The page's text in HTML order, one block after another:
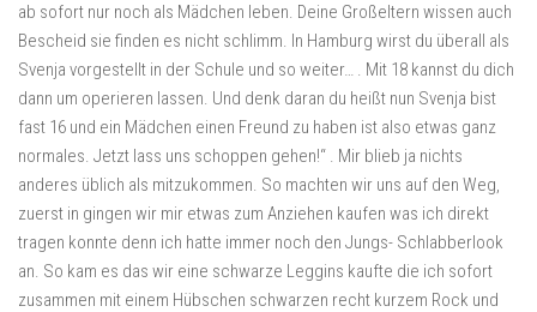
ab sofort nur noch als Mädchen leben. Deine Großeltern wissen auch
Bescheid sie finden es nicht schlimm. In Hamburg wirst du überall als
Svenja vorgestellt in der Schule und so weiter… . Mit 18 kannst du dich
dann um operieren lassen. Und denk daran du heißt nun Svenja bist
fast 16 und ein Mädchen einen Freund zu haben ist also etwas ganz
normales. Jetzt lass uns schoppen gehen!“ . Mir blieb ja nichts
anderes üblich als mitzukommen. So machten wir uns auf den Weg,
zuerst in gingen wir mir etwas zum Anziehen kaufen was ich direkt
tragen konnte denn ich hatte immer noch den Jungs- Schlabberlook
an. So kam es das wir eine schwarze Leggins kaufte die ich sofort
zusammen mit einem Hübschen schwarzen recht kurzem Rock und